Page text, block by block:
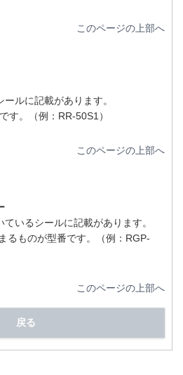
このページの上部へ
ルに記載があります。
す。（例：RR-50S1）
このページの上部へ
いるシールに記載があります。
るものが型番です。（例：RGP-
このページの上部へ
戻る